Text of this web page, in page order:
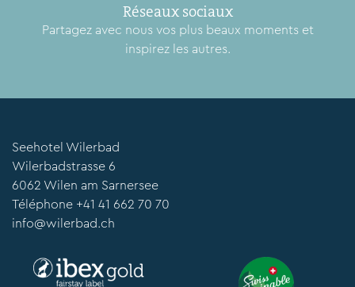
Réseaux sociaux
Partagez avec nous vos plus beaux moments et
inspirez les autres.
Seehotel Wilerbad
Wilerbadstrasse 6
6062 Wilen am Sarnersee
Téléphone +41 41 662 70 70
info@wilerbad.ch